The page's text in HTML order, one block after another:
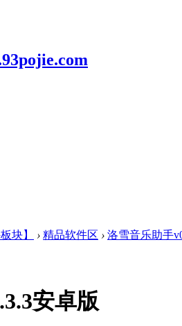
块】 › 精品软件区 › 洛雪音乐助手
安卓版